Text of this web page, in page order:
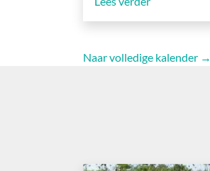
Naar volledige kalender →